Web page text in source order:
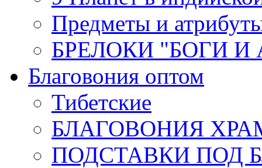
Предметы и
БРЕЛОКИ "БОГИ И
Благовония оптом
Тибетские
БЛАГОВОНИЯ
ПОДСТАВКИ ПОД